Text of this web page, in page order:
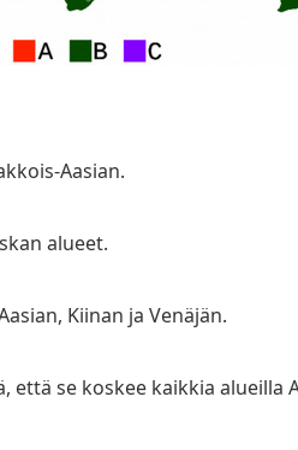
Aasian.
alueet.
Kiinan ja Venäjän.
se koskee kaikkia alueilla